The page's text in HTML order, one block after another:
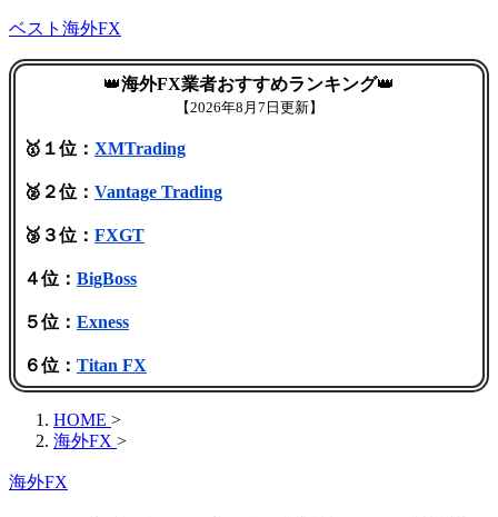
ベスト海外FX
👑海外FX業者おすすめランキング👑
【2026年8月7日更新】
🥇１位： XMTrading
🥈２位： Vantage Trading
🥉３位： FXGT
４位： BigBoss
５位： Exness
６位： Titan FX
HOME >
海外FX >
海外FX